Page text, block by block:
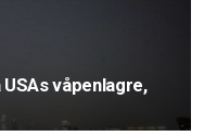
våpenlagre,